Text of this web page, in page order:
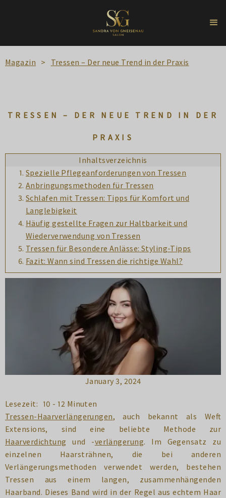
Magazin > Tressen – Der neue Trend in der Praxis
TRESSEN – DER NEUE TREND IN DER
PRAXIS
Inhaltsverzeichnis
Spezielle Pflegeanforderungen von Tressen
Anbringungsmethoden für Tressen
Schlafen mit Tressen: Tipps für Komfort und
Langlebigkeit
Häufig gestellte Fragen zur Haltbarkeit und
Wiederverwendung von Tressen
Tressen für Besondere Anlässe: Styling-Tipps
Fazit: Wann sind Tressen die richtige Wahl?
January 3, 2024
Lesezeit: 10 - 12 Minuten
Tressen-Haarverlängerungen, auch bekannt als Weft
Extensions, sind eine beliebte Methode zur
Haarverdichtung und -verlängerung. Im Gegensatz zu
einzelnen Haarsträhnen, die bei anderen
Verlängerungsmethoden verwendet werden, bestehen
Tressen aus einem langen, zusammenhängenden
Haarband. Dieses Band wird in der Regel aus echtem Haar